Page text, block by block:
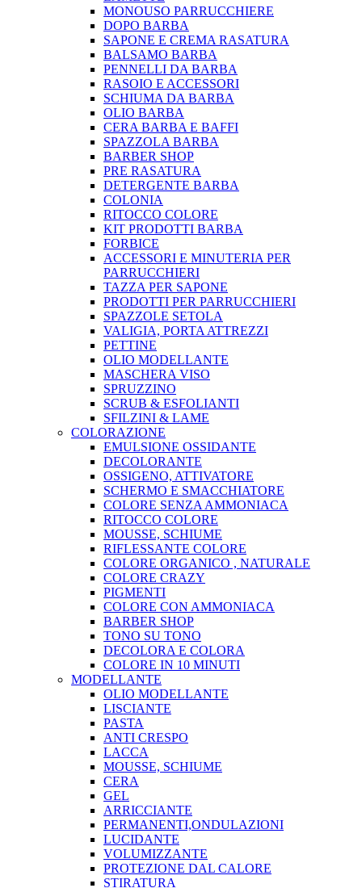
MONOUSO PARRUCCHIERE
DOPO BARBA
SAPONE E CREMA RASATURA
BALSAMO BARBA
PENNELLI DA BARBA
RASOIO E ACCESSORI
SCHIUMA DA BARBA
OLIO BARBA
CERA BARBA E BAFFI
SPAZZOLA BARBA
BARBER SHOP
PRE RASATURA
DETERGENTE BARBA
COLONIA
RITOCCO COLORE
KIT PRODOTTI BARBA
FORBICE
ACCESSORI E MINUTERIA PER
PARRUCCHIERI
TAZZA PER SAPONE
PRODOTTI PER PARRUCCHIERI
SPAZZOLE SETOLA
VALIGIA, PORTA ATTREZZI
PETTINE
OLIO MODELLANTE
MASCHERA VISO
SPRUZZINO
SCRUB & ESFOLIANTI
SFILZINI & LAME
COLORAZIONE
EMULSIONE OSSIDANTE
DECOLORANTE
OSSIGENO, ATTIVATORE
SCHERMO E SMACCHIATORE
COLORE SENZA AMMONIACA
RITOCCO COLORE
MOUSSE, SCHIUME
RIFLESSANTE COLORE
COLORE ORGANICO , NATURALE
COLORE CRAZY
PIGMENTI
COLORE CON AMMONIACA
BARBER SHOP
TONO SU TONO
DECOLORA E COLORA
COLORE IN 10 MINUTI
MODELLANTE
OLIO MODELLANTE
LISCIANTE
PASTA
ANTI CRESPO
LACCA
MOUSSE, SCHIUME
CERA
GEL
ARRICCIANTE
PERMANENTI,ONDULAZIONI
LUCIDANTE
VOLUMIZZANTE
PROTEZIONE DAL CALORE
STIRATURA